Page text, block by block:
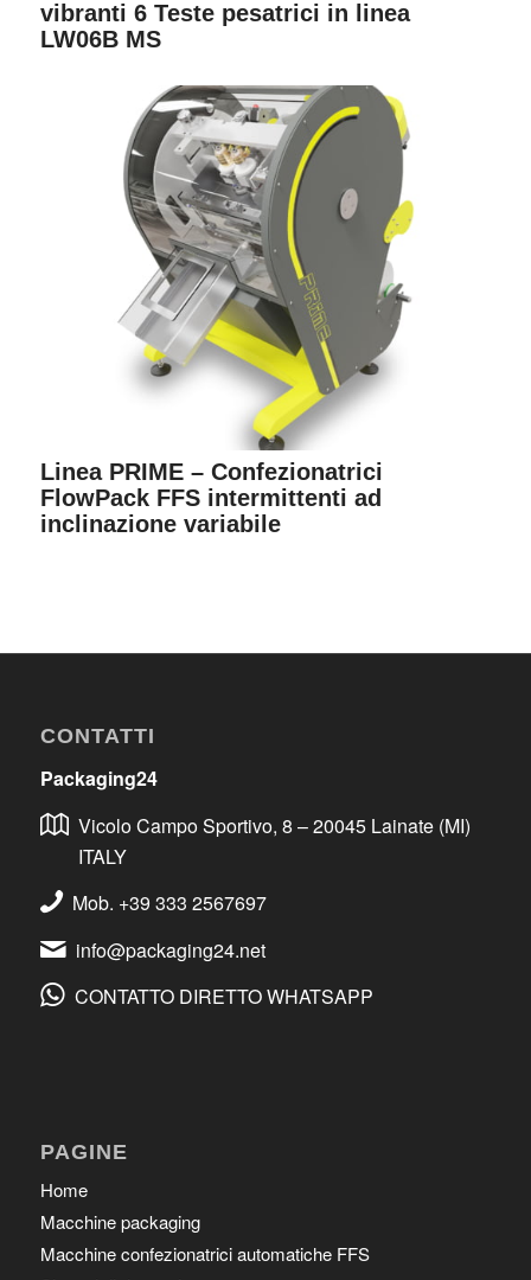
vibranti 6 Teste pesatrici in linea
LW06B MS
Linea PRIME – Confezionatrici
FlowPack FFS intermittenti ad
inclinazione variabile
CONTATTI
Packaging24
Vicolo Campo Sportivo, 8 – 20045 Lainate (MI)
ITALY
Mob. +39 333 2567697
info@packaging24.net
CONTATTO DIRETTO WHATSAPP
PAGINE
Home
Macchine packaging
Macchine confezionatrici automatiche FFS